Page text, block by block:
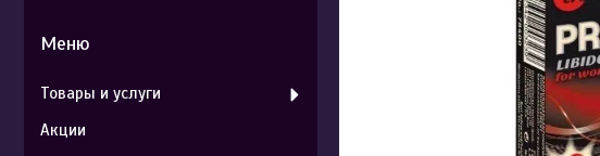
Товары и услуги
Акции